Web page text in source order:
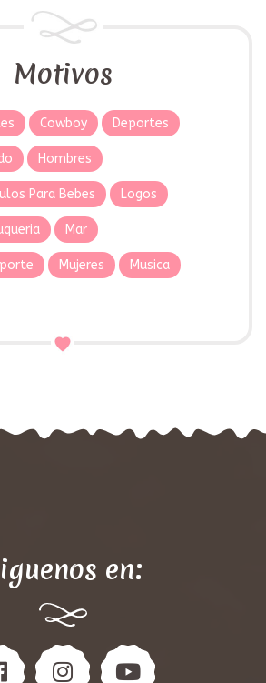
Motivos
Cowboy Deportes
Hombres
Para Bebes Logos
Mar
Mujeres Musica
en: